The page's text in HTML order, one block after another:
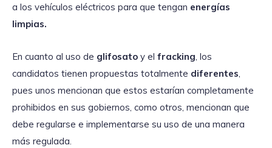
a los vehículos eléctricos para que tengan energías
limpias.
En cuanto al uso de glifosato y el fracking , los
candidatos tienen propuestas totalmente diferentes
pues unos mencionan que estos estarían completamente
prohibidos en sus gobiernos, como otros, mencionan que
debe regularse e implementarse su uso de una manera
más regulada.